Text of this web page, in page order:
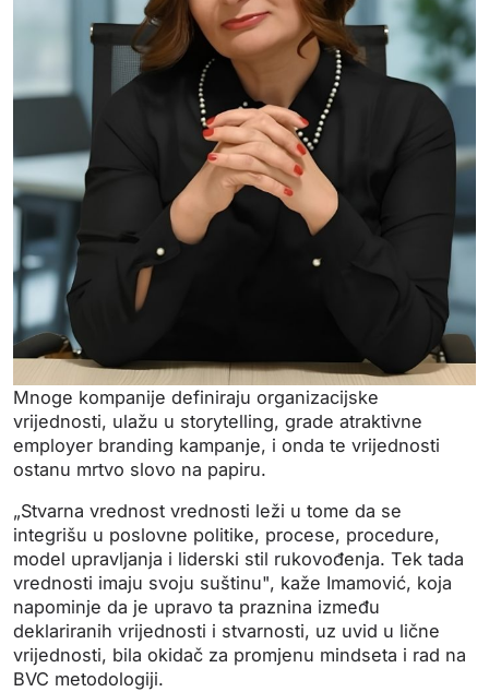
Mnoge kompanije definiraju organizacijske
vrijednosti, ulažu u storytelling, grade atraktivne
employer branding kampanje, i onda te vrijednosti
ostanu mrtvo slovo na papiru.
„Stvarna vrednost vrednosti leži u tome da se
integrišu u poslovne politike, procese, procedure,
model upravljanja i liderski stil rukovođenja. Tek tada
vrednosti imaju svoju suštinu", kaže Imamović, koja
napominje da je upravo ta praznina između
deklariranih vrijednosti i stvarnosti, uz uvid u lične
vrijednosti, bila okidač za promjenu mindseta i rad na
BVC metodologiji.